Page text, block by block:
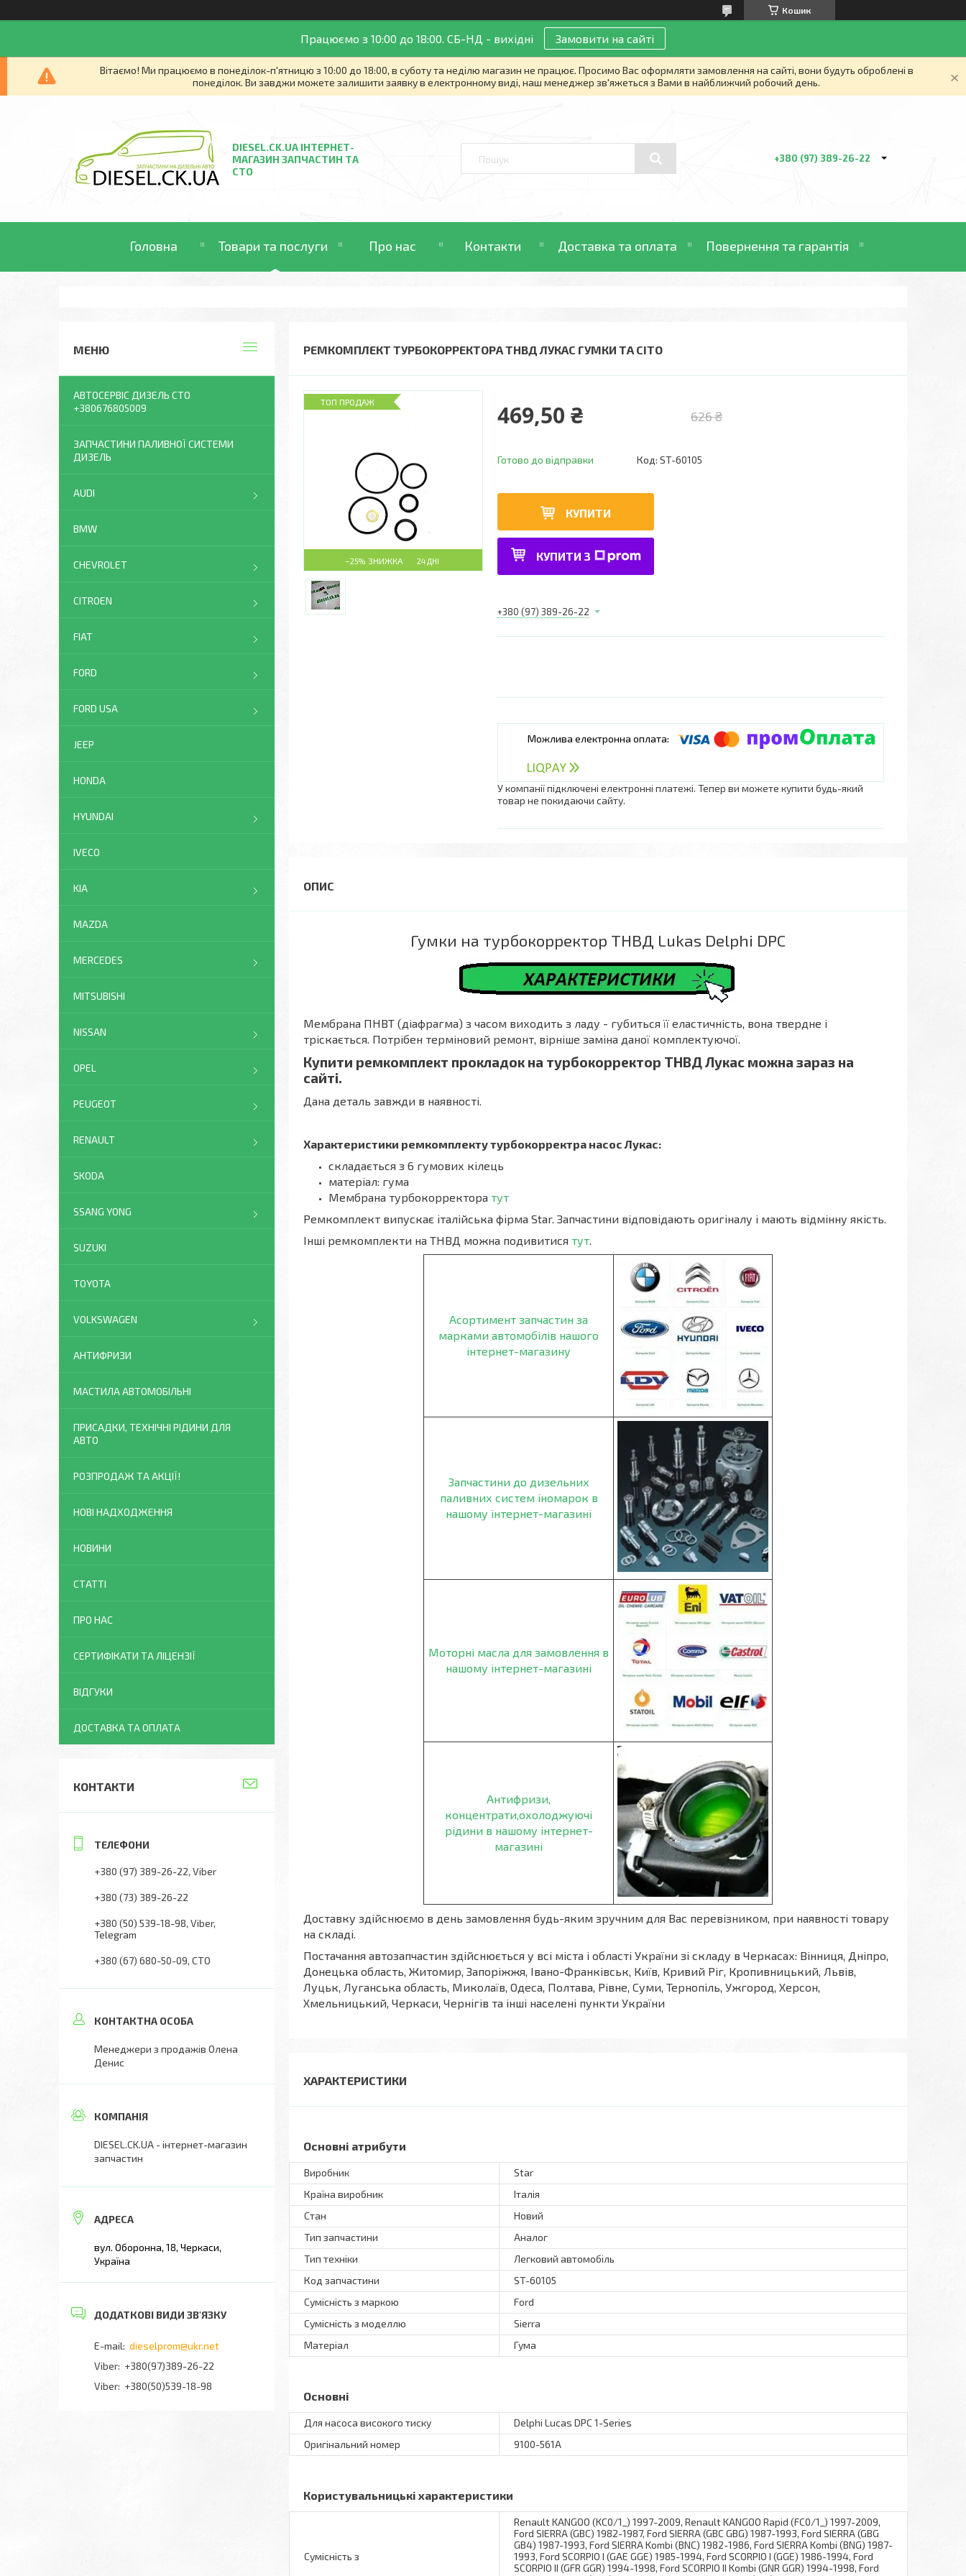
Кошик
Працюємо з 10:00 до 18:00. СБ-НД - вихідні Замовити на сайті
Вітаємо! Ми працюємо в понеділок-п'ятницю з 10:00 до 18:00, в суботу та неділю магазин не працює. Просимо Вас оформляти замовлення на сайті, вони будуть оброблені в
понеділок. Ви завджи можете залишити заявку в електронному виді, наш менеджер зв'яжеться з Вами в найближчий робочий день.
DIESEL.CK.UA ІНТЕРНЕТ-
МАГАЗИН ЗАПЧАСТИН ТА
СТО
+380 (97) 389-26-22
Головна Товари та послуги Про нас Контакти Доставка та оплата Повернення та гарантія
РЕМКОМПЛЕКТ ТУРБОКОРРЕКТОРА ТНВД ЛУКАС ГУМКИ ТА СІТО
–25% 24 ДНІ
ТОП ПРОДАЖ
626 ₴
469,50 ₴
Готово до відправки Код: ST-60105
КУПИТИ
КУПИТИ З
+380 (97) 389-26-22
У компанії підключені електронні платежі. Тепер ви можете купити будь-який
товар не покидаючи сайту.
Гумки на турбокорректор ТНВД Lukas Delphi DPC
Мембрана ПНВТ (діафрагма) з часом виходить з ладу - губиться її еластичність, вона твердне і
тріскається. Потрібен терміновий ремонт, вірніше заміна даної комплектуючої.
Купити ремкомплект прокладок на турбокорректор ТНВД Лукас можна зараз на
сайті.
Дана деталь завжди в наявності.
Характеристики ремкомплекту турбокорректра насос Лукас:
складається з 6 гумових кілець
матеріал: гума
Мембрана турбокорректора тут
Ремкомплект випускає італійська фірма Star. Запчастини відповідають оригіналу і мають відмінну якість.
Інші ремкомплекти на ТНВД можна подивитися тут.
Асортимент запчастин за
марками автомобілів нашого
інтернет-магазину
Запчастини до дизельних
паливних систем іномарок в
нашому інтернет-магазині
Моторні масла для замовлення в
нашому інтернет-магазині
Антифризи,
концентрати,охолоджуючі
рідини в нашому інтернет-
магазині
Доставку здійснюємо в день замовлення будь-яким зручним для Вас перевізником, при наявності товару
на складі.
Постачання автозапчастин здійснюється у всі міста і області України зі складу в Черкасах: Вінниця, Дніпро,
Донецька область, Житомир, Запоріжжя, Івано-Франківськ, Київ, Кривий Ріг, Кропивницький, Львів,
Луцьк, Луганська область, Миколаїв, Одеса, Полтава, Рівне, Суми, Тернопіль, Ужгород, Херсон,
Хмельницький, Черкаси, Чернігів та інші населені пункти України
ХАРАКТЕРИСТИКИ
Основні атрибути
Виробник
Star
Країна виробник
Італія
Стан
Новий
Тип запчастини
Аналог
Тип техніки
Легковий автомобіль
Код запчастини
ST-60105
Сумісність з маркою
Ford
Сумісність з моделлю
Sierra
Матеріал
Гума
Основні
Для насоса високого тиску
Delphi Lucas DPC 1-Series
Оригінальний номер
9100-561A
Користувальницькі характеристики
Сумісність з
Renault KANGOO (KC0/1_) 1997-2009, Renault KANGOO Rapid (FC0/1_) 1997-2009,
Ford SIERRA (GBC) 1982-1987, Ford SIERRA (GBC GBG) 1987-1993, Ford SIERRA (GBG
GB4) 1987-1993, Ford SIERRA Kombi (BNC) 1982-1986, Ford SIERRA Kombi (BNG) 1987-
1993, Ford SCORPIO I (GAE GGE) 1985-1994, Ford SCORPIO I (GGE) 1986-1994, Ford
SCORPIO II (GFR GGR) 1994-1998, Ford SCORPIO II Kombi (GNR GGR) 1994-1998, Ford
АВТОСЕРВІС ДИЗЕЛЬ СТО
+380676805009
ЗАПЧАСТИНИ ПАЛИВНОЇ СИСТЕМИ
ДИЗЕЛЬ
AUDI
BMW
CHEVROLET
CITROEN
FIAT
FORD
FORD USA
JEEP
HONDA
HYUNDAI
IVECO
KIA
MAZDA
MERCEDES
MITSUBISHI
NISSAN
OPEL
PEUGEOT
RENAULT
SKODA
SSANG YONG
SUZUKI
TOYOTA
VOLKSWAGEN
АНТИФРИЗИ
МАСТИЛА АВТОМОБІЛЬНІ
ПРИСАДКИ, ТЕХНІЧНІ РІДИНИ ДЛЯ
АВТО
РОЗПРОДАЖ ТА АКЦІЇ!
НОВІ НАДХОДЖЕННЯ
НОВИНИ
СТАТТІ
ПРО НАС
СЕРТИФІКАТИ ТА ЛІЦЕНЗІЇ
ВІДГУКИ
ДОСТАВКА ТА ОПЛАТА
КОНТАКТИ
+380 (97) 389-26-22 Viber
+380 (73) 389-26-22
+380 (50) 539-18-98 Viber,
Telegram
+380 (67) 680-50-09 СТО
Менеджери з продажів Олена
Денис
DIESEL.CK.UA - інтернет-магазин
запчастин
вул. Оборонна, 18, Черкаси,
Україна
dieselprom@ukr.net
+380(97)389-26-22
Viber +380(50)539-18-98